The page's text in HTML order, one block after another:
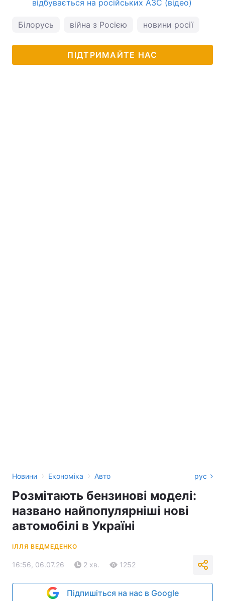
відбувається на російських АЗС (відео)
Білорусь війна з Росією новини росії
ПІДТРИМАЙТЕ НАС
Новини › Економіка › Авто рус
Розмітають бензинові моделі:
названо найпопулярніші нові
автомобілі в Україні
ІЛЛЯ ВЕДМЕДЕНКО
16:56, 06.07.26 2 хв. 1252
Підпишіться на нас в Google